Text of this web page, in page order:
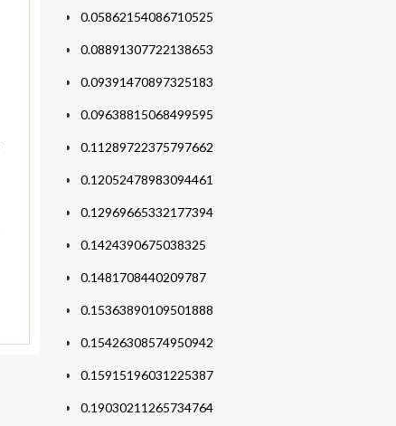
0.05862154086710525
0.08891307722138653
0.09391470897325183
0.09638815068499595
0.11289722375797662
0.12052478983094461
0.12969665332177394
0.1424390675038325
0.1481708440209787
0.15363890109501888
0.15426308574950942
0.15915196031225387
0.19030211265734764